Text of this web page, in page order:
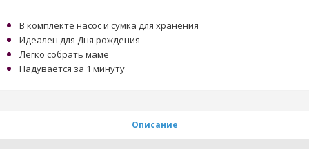
В комплекте насос и сумка для хранения
Идеален для Дня рождения
Легко собрать маме
Надувается за 1 минуту
Описание